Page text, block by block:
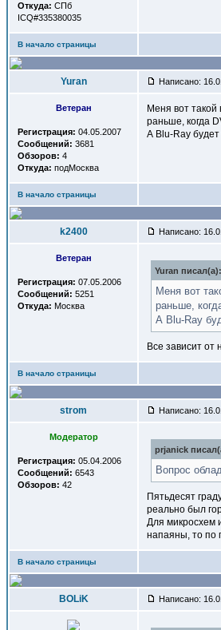
Откуда: СПб
ICQ#335380035
В начало страницы
Yuran Написано:
Ветеран
Регистрация: 04.05.2007
Сообщений: 3681
Обзоров: 4
Откуда: подМосква
Меня вот такой
раньше, когда
А Blu-Ray будет
В начало страницы
k2400 Написано:
Ветеран
Регистрация: 07.05.2006
Сообщений: 5251
Откуда: Москва
Yuran писал(a):
Меня вот
раньше,
А Blu-Ray
Все зависит от
В начало страницы
strom Написано:
Модератор
Регистрация: 05.04.2006
Сообщений: 6543
Обзоров: 42
prjanick
Вопрос
Пятьдесят
реально был
Для микросхем
напаяны, то по
В начало страницы
BOLiK Написано: